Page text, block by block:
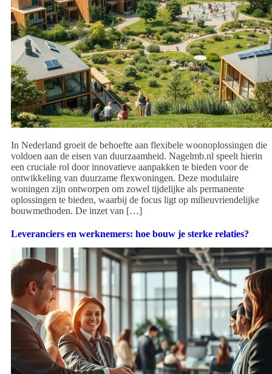
In Nederland groeit de behoefte aan flexibele woonoplossingen die
voldoen aan de eisen van duurzaamheid. Nagelmb.nl speelt hierin
een cruciale rol door innovatieve aanpakken te bieden voor de
ontwikkeling van duurzame flexwoningen. Deze modulaire
woningen zijn ontworpen om zowel tijdelijke als permanente
oplossingen te bieden, waarbij de focus ligt op milieuvriendelijke
bouwmethoden. De inzet van […]
Leveranciers en werknemers: hoe bouw je sterke relaties?